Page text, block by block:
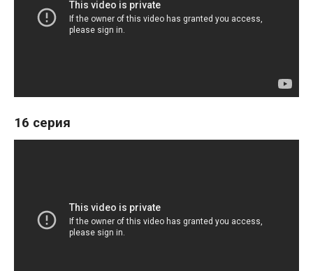
16 серия